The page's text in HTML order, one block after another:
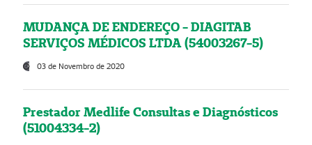
MUDANÇA DE ENDEREÇO - DIAGITAB
SERVIÇOS MÉDICOS LTDA (54003267-5)
03 de Novembro de 2020
Prestador Medlife Consultas e Diagnósticos
(51004334-2)